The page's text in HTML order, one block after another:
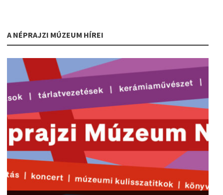
A NÉPRAJZI MÚZEUM HÍREI